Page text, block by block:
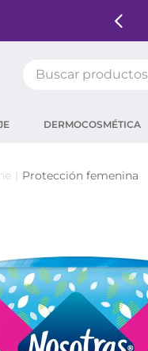
DERMOCOSMÉTICA
Protección femenina
agua micelar
corrector
mascara pestañas